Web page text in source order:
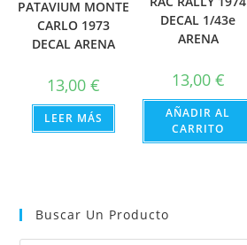
PATAVIUM MONTE
CARLO 1973
DECAL ARENA
13,00 €
LEER MÁS
DECAL 1/43e
ARENA
13,00 €
AÑADIR AL
CARRITO
Buscar Un Producto